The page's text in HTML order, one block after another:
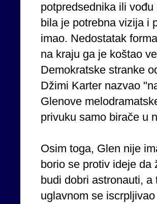
potpredsednika ili
bila je potrebna vizija i
imao. Nedostatak
na kraju ga je koštao
Demokratske stranke
Džimi Karter nazvao
Glenove
privuku samo birače u
Osim toga, Glen nije
borio se protiv ideje da
budi dobri astronauti,
uglavnom se